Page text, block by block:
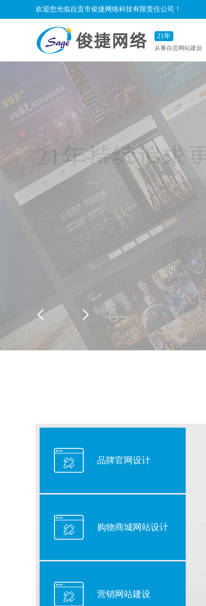
欢迎您光临自贡市俊捷网络科技有限责任公司！
21年
从事自贡网站建设
21年持续追求
从事于提供定制互联网应用服务，让
帮助您的品牌更有效率的传播！
品牌官网设计
购物商城网站设计
营销网站建设